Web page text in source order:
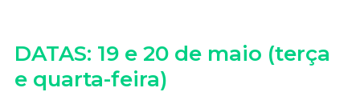
DATAS: 19 e 20 de maio (terça
e quarta-feira)